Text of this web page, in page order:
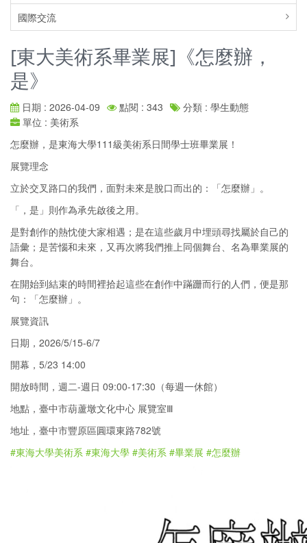
國際交流
[東大美術系畢業展]《怎麼辦，
是》
日期 : 2026-04-09 點閱 : 343
分類 : 學生動態
單位 : 美術系
怎麼辦，是東海大學111級美術系日間學士班畢業展！
展覽理念
立於交叉路口的我們，面對未來是脫口而出的：「怎麼辦」。
「，是」則作為承先啟後之用。
是對創作的熱忱使大家相遇；是在這些歲月中埋頭尋找屬於自己的
語彙；是苦惱和未來，又再次將我們推上同個舞台、名為畢業展的
舞台。
在開始到結束的時間裡拾起這些在創作中蹣跚而行的人們，便是那
句：「怎麼辦」。
展覽資訊
日期，2026/5/15-6/7
開幕，5/23 14:00
開放時間，週二-週日 09:00-17:30（每週一休館）
地點，臺中市葫蘆墩文化中心 展覽室Ⅲ
地址，臺中市豐原區圓環東路782號
#東海大學美術系 #東海大學 #美術系 #畢業展 #怎麼辦